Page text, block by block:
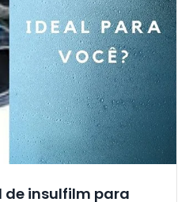
de insulfilm para